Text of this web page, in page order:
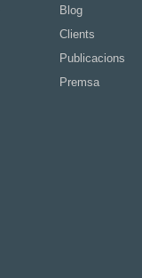
Blog
Clients
Publicacions
Premsa